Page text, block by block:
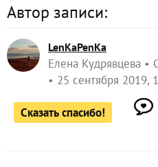
Автор записи:
LenKaPenKa
Елена Кудрявцева
25 сентября 2019,
Сказать спасибо!